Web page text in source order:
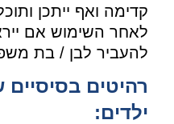
קדימה ואף ייתכן
לאחר השימוש אם
להעביר לבן / בת
רהיטים
ילדים: